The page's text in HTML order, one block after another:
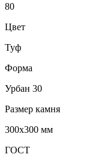
80
Цвет
Туф
Форма
Урбан 30
Размер камня
300х300 мм
ГОСТ